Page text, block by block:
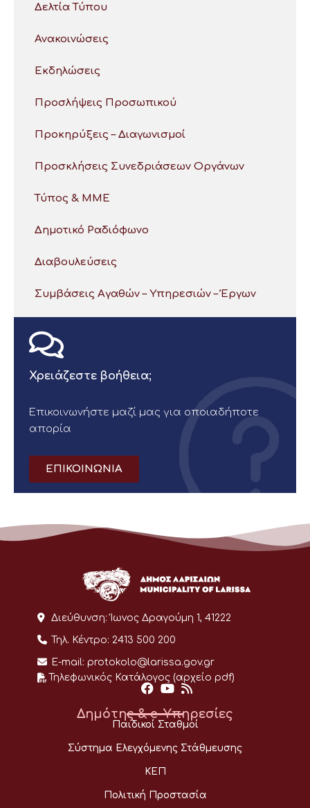
Δελτία Τύπου
Ανακοινώσεις
Εκδηλώσεις
Προσλήψεις Προσωπικού
Προκηρύξεις – Διαγωνισμοί
Προσκλήσεις Συνεδριάσεων Οργάνων
Τύπος & ΜΜΕ
Δημοτικό Ραδιόφωνο
Διαβουλεύσεις
Συμβάσεις Αγαθών – Υπηρεσιών – Έργων
Χρειάζεστε βοήθεια;
Επικοινωνήστε μαζί μας για οποιαδήποτε
απορία
ΕΠΙΚΟΙΝΩΝΙΑ
Διεύθυνση: Ίωνος Δραγούμη 1, 41222
Τηλ. Κέντρο: 2413 500 200
E-mail: protokolo@larissa.gov.gr
Τηλεφωνικός Κατάλογος (αρχείο pdf)
Δημότης & e-Υπηρεσίες
Παιδικοί Σταθμοί
Σύστημα Ελεγχόμενης Στάθμευσης
ΚΕΠ
Πολιτική Προστασία